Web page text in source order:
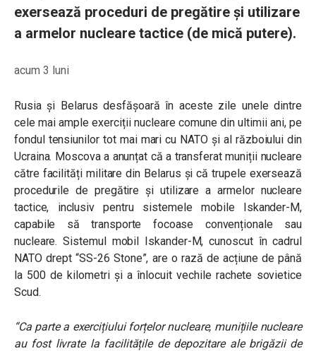
exersează proceduri de pregătire și utilizare
a armelor nucleare tactice (de mică putere).
acum 3 luni
Rusia și Belarus desfășoară în aceste zile unele dintre
cele mai ample exerciții nucleare comune din ultimii ani, pe
fondul tensiunilor tot mai mari cu NATO și al războiului din
Ucraina. Moscova a anunțat că a transferat muniții nucleare
către facilități militare din Belarus și că trupele exersează
procedurile de pregătire și utilizare a armelor nucleare
tactice, inclusiv pentru sistemele mobile Iskander-M,
capabile să transporte focoase convenționale sau
nucleare. Sistemul mobil Iskander-M, cunoscut în cadrul
NATO drept “SS-26 Stone”, are o rază de acțiune de până
la 500 de kilometri și a înlocuit vechile rachete sovietice
Scud.
“Ca parte a exercițiului forțelor nucleare, munițiile nucleare
au fost livrate la facilitățile de depozitare ale brigăzii de